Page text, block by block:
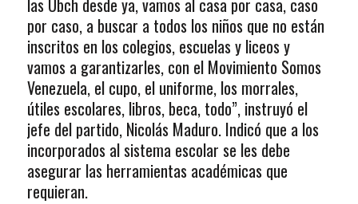
por caso, a buscar a todos los niños que no están
inscritos en los colegios, escuelas y liceos y
vamos a garantizarles, con el Movimiento Somos
Venezuela, el cupo, el uniforme, los morrales,
útiles escolares, libros, beca, todo”, instruyó el
jefe del partido, Nicolás Maduro. Indicó que a los
incorporados al sistema escolar se les debe
asegurar las herramientas académicas que
requieran.